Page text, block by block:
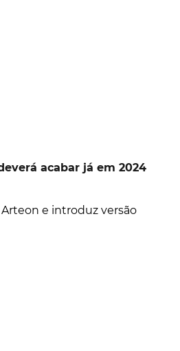
acabar já em 2024